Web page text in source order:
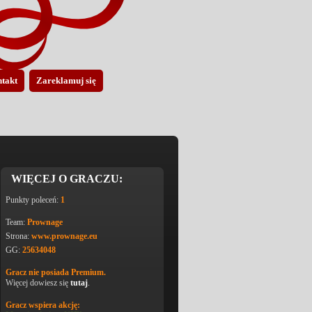
Zareklamuj się
WIĘCEJ O GRACZU:
Punkty poleceń: 1
Team: Prownage
Strona: www.prownage.eu
GG: 25634048
Gracz nie posiada Premium.
Więcej dowiesz się tutaj.
Gracz wspiera akcję: